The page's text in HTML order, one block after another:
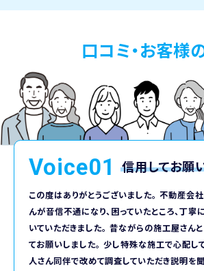
口コミ・お客様
Voice01 信用してお願
この度はありがとうございました。 不動産会
んが音信不通になり、困っていたところ、丁寧
いていただきました。 昔ながらの施工屋さん
てお願いしました。 少し特殊な施工で心配し
人さん同伴で改めて調査していただき説明を